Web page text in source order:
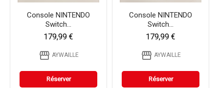
Console NINTENDO
Switch...
179,99 €
storefront AYWAILLE
Réserver
Console NINTENDO
Switch...
179,99 €
storefront AYWAILLE
Réserver